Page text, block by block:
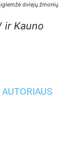
dviejų žmonių
ir Kauno